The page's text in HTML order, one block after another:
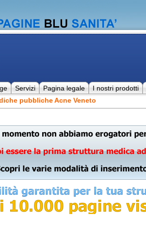
Servizi Pagina legale I nostri prodotti
pubbliche Acne Veneto